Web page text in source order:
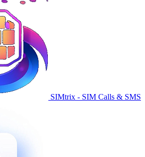
SIMtrix - SIM Calls & SMS